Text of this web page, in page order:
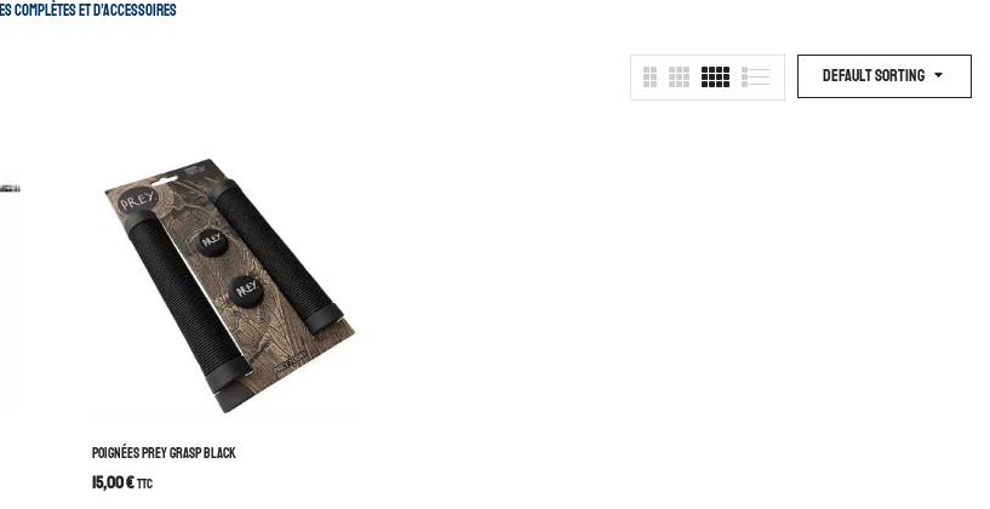
complètes et d’accessoires
Default Sorting
POIGNÉES PREY GRASP BLACK
15,00€TTC